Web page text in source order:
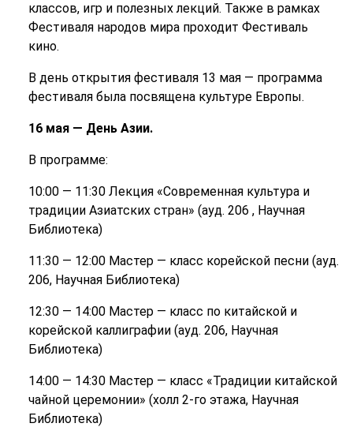
классов, игр и полезных лекций. Также в рамках
Фестиваля народов мира проходит Фестиваль
кино.
В день открытия фестиваля 13 мая — программа
фестиваля была посвящена культуре Европы.
16 мая — День Азии.
В программе:
10:00 — 11:30 Лекция «Современная культура и
традиции Азиатских стран» (ауд. 206 , Научная
Библиотека)
11:30 — 12:00 Мастер — класс корейской песни (ауд.
206, Научная Библиотека)
12:30 — 14:00 Мастер — класс по китайской и
корейской каллиграфии (ауд. 206, Научная
Библиотека)
14:00 — 14:30 Мастер — класс «Традиции китайской
чайной церемонии» (холл 2-го этажа, Научная
Библиотека)